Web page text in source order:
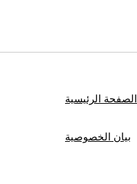
الصفحة الرئيسية
بيان الخصوصية